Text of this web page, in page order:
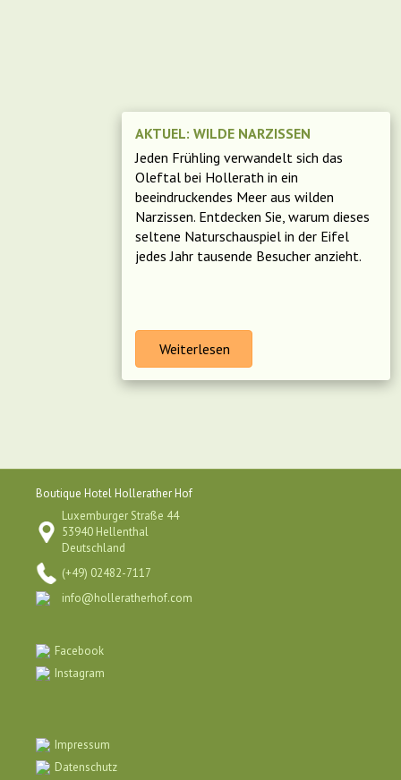
AKTUEL: WILDE NARZISSEN
Jeden Frühling verwandelt sich das
Oleftal bei Hollerath in ein
beeindruckendes Meer aus wilden
Narzissen. Entdecken Sie, warum dieses
seltene Naturschauspiel in der Eifel
jedes Jahr tausende Besucher anzieht.
Weiterlesen
Boutique Hotel Hollerather Hof
Luxemburger Straße 44
53940 Hellenthal
Deutschland
(+49) 02482-7117
info@holleratherhof.com
Facebook
Instagram
Impressum
Datenschutz